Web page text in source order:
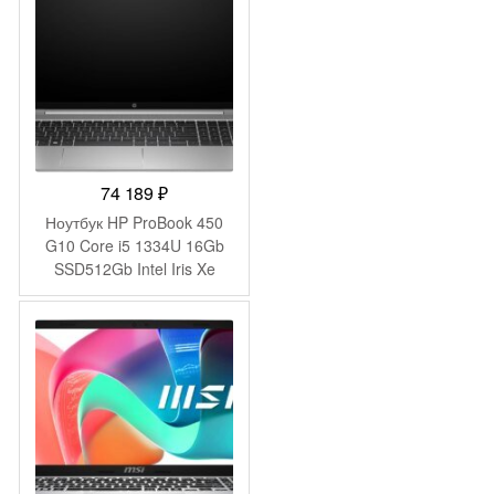
74 189₽
Ноутбук HP ProBook 450
G10 Core i5 1334U 16Gb
SSD512Gb Intel Iris Xe
graphics 15.6″ IPS FHD
(1920×1080) Windows 11
Pro 64 silver WiFi BT Cam
(9C4H1UT)